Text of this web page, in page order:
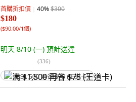
首購折扣價 40%$300
$180
($90.00/1個)
明天 8/10 (一) 預計送達
(336)
满 $1,500 再省 $75 (王道卡)